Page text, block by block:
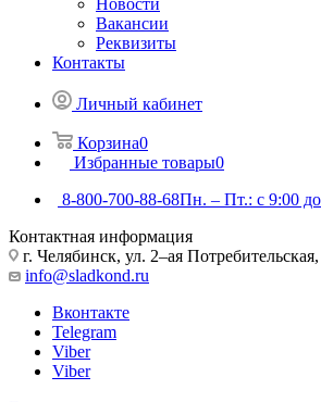
Новости
Вакансии
Реквизиты
Контакты
Личный кабинет
Корзина0
Избранные товары0
8-800-700-88-68Пн. – Пт.: с 9:00
Контактная информация
г. Челябинск, ул. 2–ая
info@sladkond.ru
Вконтакте
Telegram
Viber
Viber